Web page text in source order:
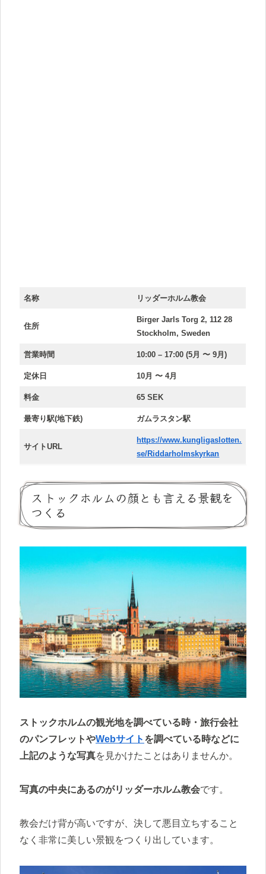
名称 リッダーホルム教会
住所
Birger Jarls Torg 2, 112 28
Stockholm, Sweden
営業時間 10:00 – 17:00 (5月 〜 9月)
定休日 10月 〜 4月
料金 65 SEK
最寄り駅(地下鉄) ガムラスタン駅
サイトURL
https://www.kungligaslotten.
se/Riddarholmskyrkan
ストックホルムの顔とも言える景観を
つくる
ストックホルムの観光地を調べている時・旅行会社
のパンフレットやWebサイト を調べている時などに
上記のような写真を見かけたことはありませんか。
写真の中央にあるのがリッダーホルム教会です。
教会だけ背が高いですが、決して悪目立ちすること
なく非常に美しい景観をつくり出しています。